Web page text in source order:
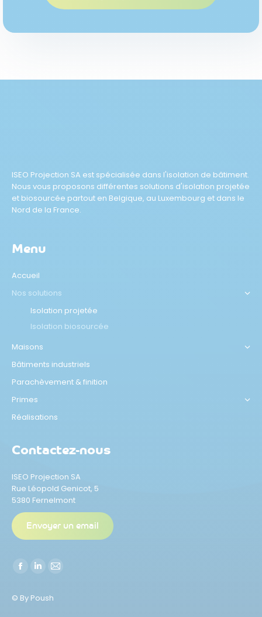
ISEO Projection SA est spécialisée dans l'isolation de bâtiment.
Nous vous proposons différentes solutions d'isolation projetée
et biosourcée partout en Belgique, au Luxembourg et dans le
Nord de la France.
Menu
Accueil
Nos solutions
Isolation projetée
Isolation biosourcée
Maisons
Bâtiments industriels
Parachèvement & finition
Primes
Réalisations
Contactez-nous
ISEO Projection SA
Rue Léopold Genicot, 5
5380 Fernelmont
Envoyer un email
Trouvez nous sur :
La
Facebook
LinkedIn
La
© By Poush